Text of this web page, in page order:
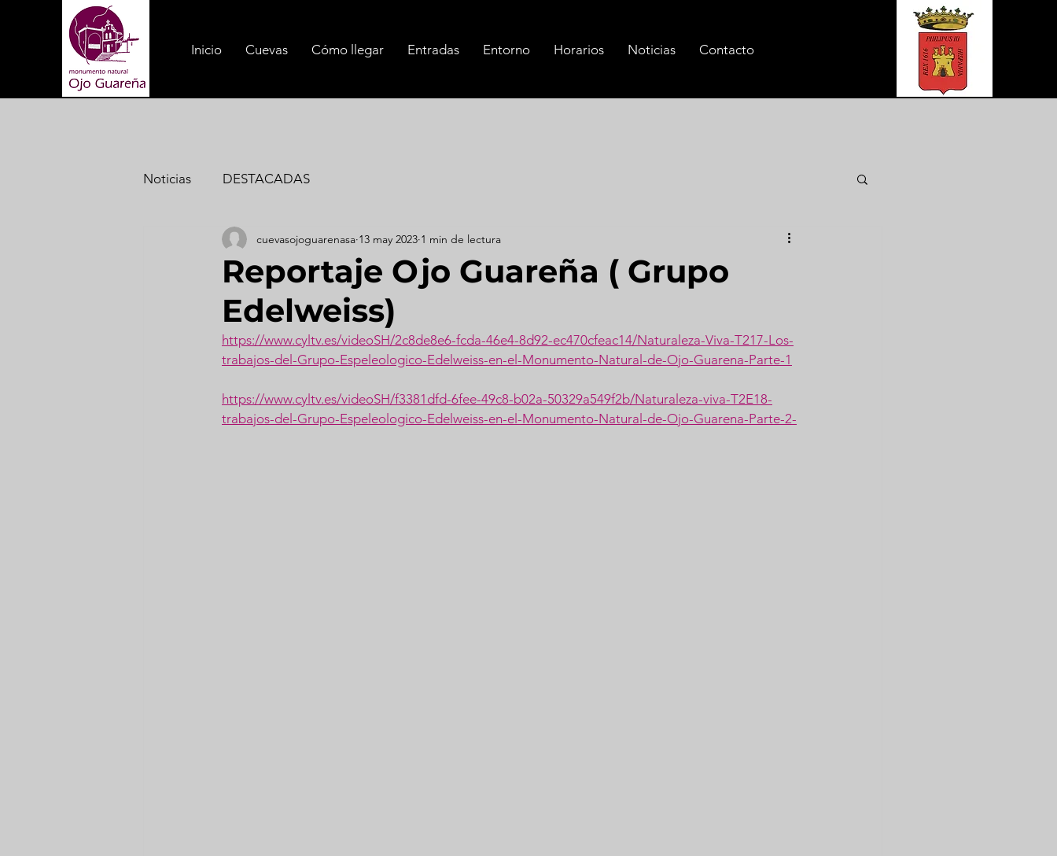
Inicio Cuevas Cómo llegar Entradas Entorno Horarios Noticias Contacto
Noticias DESTACADAS
Reportaje Ojo Guareña ( Grupo
Edelweiss)
cuevasojoguarenasa 13 may 2023 1 min de lectura
https://www.cyltv.es/videoSH/2c8de8e6-fcda-46e4-8d92-ec470cfeac14/Naturaleza-Viva-T217-Los-
trabajos-del-Grupo-Espeleologico-Edelweiss-en-el-Monumento-Natural-de-Ojo-Guarena-Parte-1
https://www.cyltv.es/videoSH/f3381dfd-6fee-49c8-b02a-50329a549f2b/Naturaleza-viva-T2E18-
trabajos-del-Grupo-Espeleologico-Edelweiss-en-el-Monumento-Natural-de-Ojo-Guarena-Parte-2-